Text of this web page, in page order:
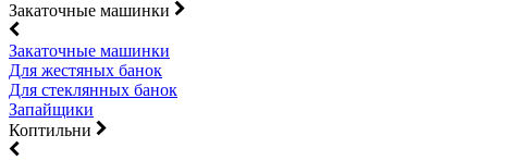
Закаточные машинки
Закаточные машинки
Для жестяных банок
Для стеклянных банок
Запайщики
Коптильни